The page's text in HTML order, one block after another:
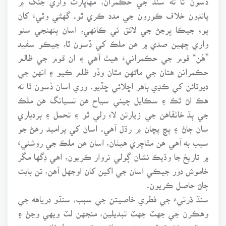
پانڊون خلاف ڪورون جي مدد ڪري ٿو. گهڻي وٿيءَ کان
پوءِ جيڪا ڀرجڻ جي لائق ئي ڪانهي، اسان پنهنجي سنو
واري ڇهين صدي ۾ هن ملڪ کي ڏسون ٿا، جيڪو سفيد
”هُن“ قوم جي حڪمرانيءَ هيٺ آهي ۽ ان قوم جي ظالم
حڪمرانن هتان جي ماڻهن مٿان وڏو ظلم ڪيو ۽ انهن جي
ديوتائن کي ڪڍي ٻاهر اڇلائي ڇڏيو. وري اسان ڏسون ٿا ته
هڪ اڻ ٿڪ ۽ سڪايل چيني سياح هن تسيانگ هن ملڪ
جي ٻڌ خانقاهن جي زيارتن لاءِ رلي ٿو ۽ تحمل ۽ بردباري
سان ڄاڻ ۽ پچ پڇان ۾ رڌل آهي. اسان کي پراميد رهڻ جو
سبب به آهي هن مٿاڇري هيٺان، اسان هن ملڪ جي روشنيءَ
۾ تاريخ جا وڌيڪ نشان ڳولي نروار ڪريون، اهي ڊگها مگر
خاموش دور جيڪي اسان جي اکين کان اوجهل آهن، تن بابت
ڄاڻ حاصل ڪريون.
سنڌ ڌرتيءَ جي فطري خاصيتن جي سبب، سنڌو درياهه جي
وهڪرن جي جهٽ جهٽ تبديلين، منجهن لٽ ويهي وڃڻ ۽
جهٽ ۾ خشڪ ٿي وڃڻ ۽ سدائين مٽي جي طوفانن، سندس